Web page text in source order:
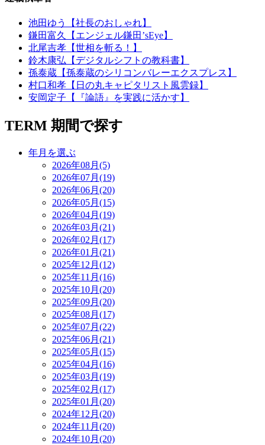
池田ゆう【社長のおしゃれ】
鎌田富久【エンジェル鎌田’sEye】
北尾吉孝【世相を斬る！】
鈴木康弘【デジタルシフトの教科書】
孫泰蔵【孫泰蔵のシリコンバレーエクスプレス】
村口和孝【日の丸キャピタリスト風雲録】
安岡定子【『論語』を実践に活かす】
TERM 期間で探す
年月を選ぶ
2026年08月(5)
2026年07月(19)
2026年06月(20)
2026年05月(15)
2026年04月(19)
2026年03月(21)
2026年02月(17)
2026年01月(21)
2025年12月(12)
2025年11月(16)
2025年10月(20)
2025年09月(20)
2025年08月(17)
2025年07月(22)
2025年06月(21)
2025年05月(15)
2025年04月(16)
2025年03月(19)
2025年02月(17)
2025年01月(20)
2024年12月(20)
2024年11月(20)
2024年10月(20)